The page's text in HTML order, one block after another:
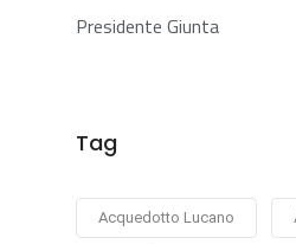
Presidente Giunta
Tag
Acquedotto Lucano